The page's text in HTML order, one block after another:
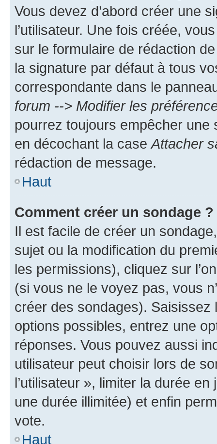
Vous devez d’abord créer une
l’utilisateur. Une fois créée,
sur le formulaire de rédaction
la signature par défaut à tous
correspondante dans le
forum --> Modifier les
pourrez toujours empêcher une
en décochant la case Attacher
rédaction de message.
Haut
Comment créer un sondage ?
Il est facile de créer un
sujet ou la modification du
les permissions), cliquez sur
(si vous ne le voyez pas, vous
créer des sondages).
options possibles, entrez une
réponses. Vous pouvez aussi
utilisateur peut choisir lors de
l’utilisateur », limiter la durée
une durée illimitée) et enfin
vote.
Haut